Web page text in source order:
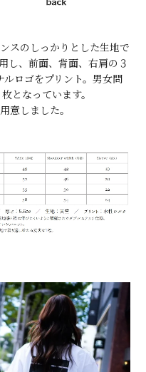
スのしっかりとした生地で
し、前面、背面、右肩の３
ロゴをプリント。男女問
となっています。
意しました。